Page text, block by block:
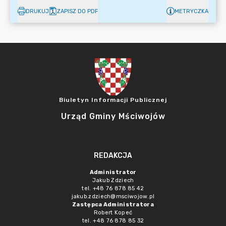
DRUKUJ ZAPISZ DO PDF METRYCZKA
Biuletyn Informacji Publicznej
Urząd Gminy Mściwojów
REDAKCJA
Administrator
Jakub Zdziech
tel. +48 76 878 85 42
jakub.zdziech@msciwojow.pl
Zastępca Administratora
Robert Kopeć
tel. +48 76 878 85 32